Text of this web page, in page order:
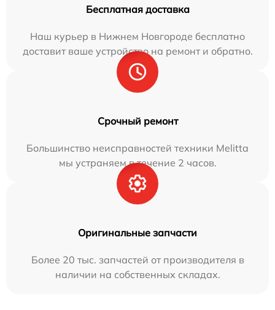
Бесплатная доставка
Наш курьер в Нижнем Новгороде бесплатно
доставит ваше устройство на ремонт и обратно.
Срочный ремонт
Большинство неисправностей техники Melitta
мы устраняем в течение 2 часов.
Оригинальные запчасти
Более 20 тыс. запчастей от производителя в
наличии на собственных складах.